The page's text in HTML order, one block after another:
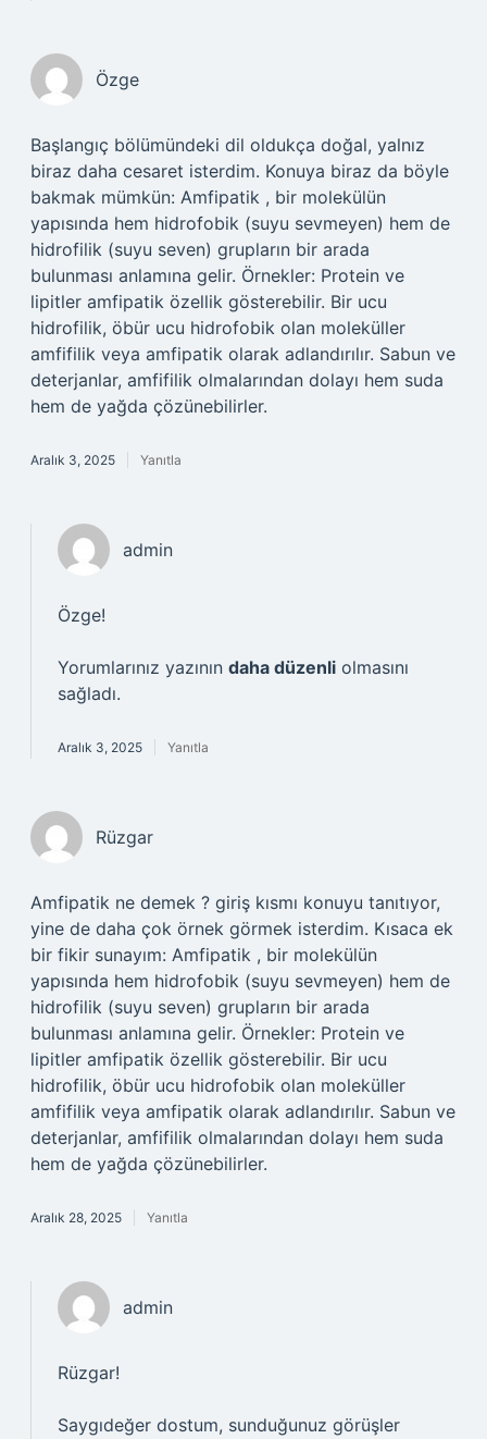
Özge
Başlangıç bölümündeki dil oldukça doğal, yalnız
biraz daha cesaret isterdim. Konuya biraz da böyle
bakmak mümkün: Amfipatik , bir molekülün
yapısında hem hidrofobik (suyu sevmeyen) hem de
hidrofilik (suyu seven) grupların bir arada
bulunması anlamına gelir. Örnekler: Protein ve
lipitler amfipatik özellik gösterebilir. Bir ucu
hidrofilik, öbür ucu hidrofobik olan moleküller
amfifilik veya amfipatik olarak adlandırılır. Sabun ve
deterjanlar, amfifilik olmalarından dolayı hem suda
hem de yağda çözünebilirler.
Aralık 3, 2025 Yanıtla
admin
Özge!
Yorumlarınız yazının daha düzenli olmasını
sağladı.
Aralık 3, 2025 Yanıtla
Rüzgar
Amfipatik ne demek ? giriş kısmı konuyu tanıtıyor,
yine de daha çok örnek görmek isterdim. Kısaca ek
bir fikir sunayım: Amfipatik , bir molekülün
yapısında hem hidrofobik (suyu sevmeyen) hem de
hidrofilik (suyu seven) grupların bir arada
bulunması anlamına gelir. Örnekler: Protein ve
lipitler amfipatik özellik gösterebilir. Bir ucu
hidrofilik, öbür ucu hidrofobik olan moleküller
amfifilik veya amfipatik olarak adlandırılır. Sabun ve
deterjanlar, amfifilik olmalarından dolayı hem suda
hem de yağda çözünebilirler.
Aralık 28, 2025 Yanıtla
admin
Rüzgar!
Saygıdeğer dostum, sunduğunuz görüşler